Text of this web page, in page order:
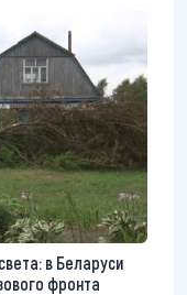
в Беларуси
фронта